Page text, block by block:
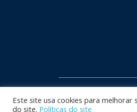
Este site usa cookies para melhorar
do site. Políticas do site